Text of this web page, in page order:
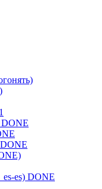
DONE
es) DONE